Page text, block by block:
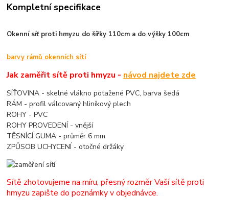
Kompletní specifikace
Okenní síť proti hmyzu do šířky 110cm a do výšky 100cm
barvy rámů okenních sítí
Jak zaměřit sítě proti hmyzu - návod najdete zde
SÍŤOVINA - skelné vlákno potažené PVC, barva šedá
RÁM - profil válcovaný hliníkový plech
ROHY - PVC
ROHY PROVEDENÍ - vnější
TĚSNÍCÍ GUMA - průměr 6 mm
ZPŮSOB UCHYCENÍ - otočné držáky
Sítě zhotovujeme na míru, přesný rozměr Vaší sítě proti
hmyzu zapište do poznámky v objednávce.